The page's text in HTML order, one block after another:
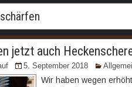
schärfen
jetzt auch
5. September 2018
Wir haben wegen